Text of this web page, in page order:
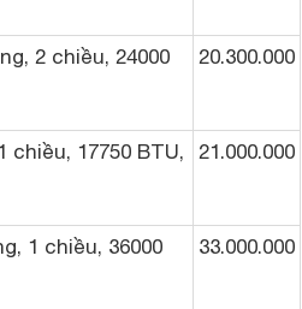
2 chiều, 24000
20.300.000
chiều, 17750 BTU,
21.000.000
1 chiều, 36000
33.000.000